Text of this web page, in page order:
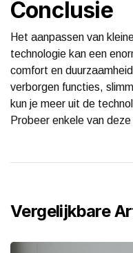
Conclusie
Het aanpassen van
technologie kan een
comfort en
verborgen functies,
kun je meer uit de
Probeer enkele van
Vergelijkbare